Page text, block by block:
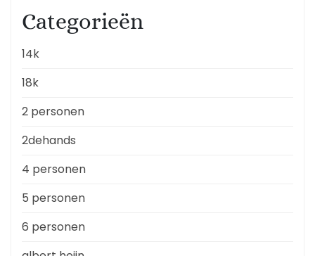
Categorieën
14k
18k
2 personen
2dehands
4 personen
5 personen
6 personen